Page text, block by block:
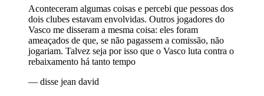
Aconteceram algumas coisas e percebi que pessoas dos
dois clubes estavam envolvidas. Outros jogadores do
Vasco me disseram a mesma coisa: eles foram
ameaçados de que, se não pagassem a comissão, não
jogariam. Talvez seja por isso que o Vasco luta contra o
rebaixamento há tanto tempo
— disse jean david